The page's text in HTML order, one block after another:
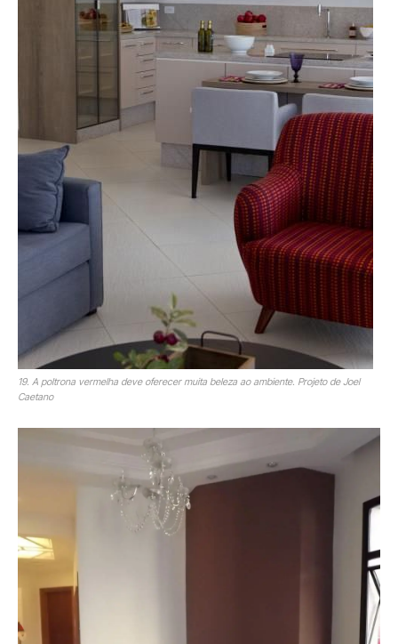
19. A poltrona vermelha deve oferecer muita beleza ao ambiente. Projeto de Joel
Caetano